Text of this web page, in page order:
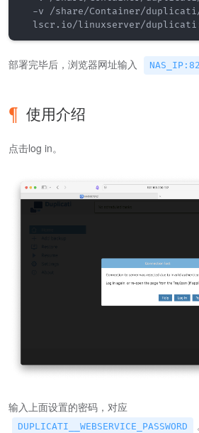
-v /share/Container/
部署完毕后，浏览器网址输入
使用介绍
点击log in。
输入上面设置的密码，对应
DUPLICATI__WEBSERVICE_PASSWORD 。